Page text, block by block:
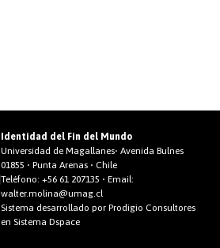
Identidad del Fin del Mundo
Universidad de Magallanes• Avenida Bulnes
01855 • Punta Arenas • Chile
Teléfono:+56 61 207135 • Email:
walter.molina@umag.cl
Sistema desarrollado por Prodigio Consultores
en Sistema Dspace